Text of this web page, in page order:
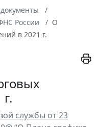
России
О
в 2021 г.
службы от 23